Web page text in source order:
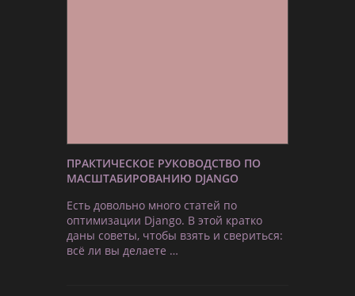
ПРАКТИЧЕСКОЕ РУКОВОДСТВО ПО
МАСШТАБИРОВАНИЮ DJANGO
Есть довольно много статей по
оптимизации Django. В этой кратко
даны советы, чтобы взять и свериться:
всё ли вы делаете …